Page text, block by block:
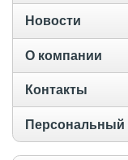
Новости
О компании
Контакты
Персональный